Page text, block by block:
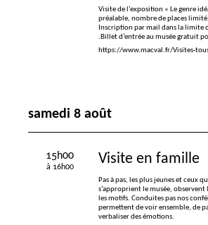
Visite de l’exposition « Le genre
préalable, nombre de places limité.
Inscription par mail dans la limite
.Billet d’entrée au musée gratuit
https://www.macval.fr/Visites-
samedi 8 août
15h00
à 16h00
Visite en famille
Pas à pas, les plus jeunes et ceux
s’approprient le musée, observent
les motifs. Conduites pas nos
permettent de voir ensemble, de
verbaliser des émotions.